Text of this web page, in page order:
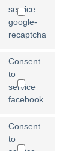
service
google-
recaptcha
Consent
to
service
facebook
Consent
to